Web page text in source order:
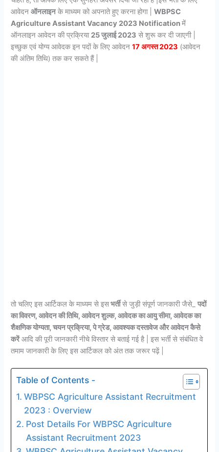
आवेदनऑनलाइनके माध्यम को अपनाते हुए करना होगा |WBPSC
Agriculture Assistant Vacancy 2023 Notificationमें
ऑनलाइन आवेदन की प्रक्रिया 25 जुलाई 2023 से शुरू कर दी जाएगी |
इच्छुक एवं योग्य आवेदक इन पदों के लिए आवेदन 17 अगस्त 2023 (आवेदन
की अंतिम तिथि) तक कर सकते हैं |
तो चलिए इस आर्टिकल के माध्यम से इसभर्तीसे जुड़ी संपूर्ण जानकारी जैसे_पदों
का विवरण, आवेदन की तिथि, आवेदन शुल्क, आवेदक का आयु सीमा, आवेदक का
शैक्षणिक योग्यता, चयन प्रक्रिया, पे ग्रेड, आवश्यक दस्तावेज और आवेदन कैसे
करेंआदि की पूरी जानकारी नीचे विस्तार से बताई गई है | इस भर्ती से संबंधित वे
तमाम जानकारी के लिए इस आर्टिकल को अंत तक जरूर पढ़ें |
Table of Contents -
WBPSC Agriculture Assistant Recruitment
2023 : Overview
Post Details For WBPSC Agriculture
Assistant Recruitment 2023